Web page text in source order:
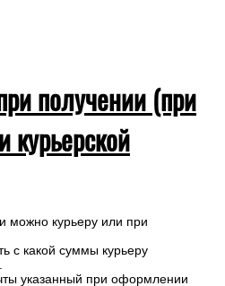
получении (при
курьерской
можно курьеру или при
с какой суммы курьеру
указанный при оформлении